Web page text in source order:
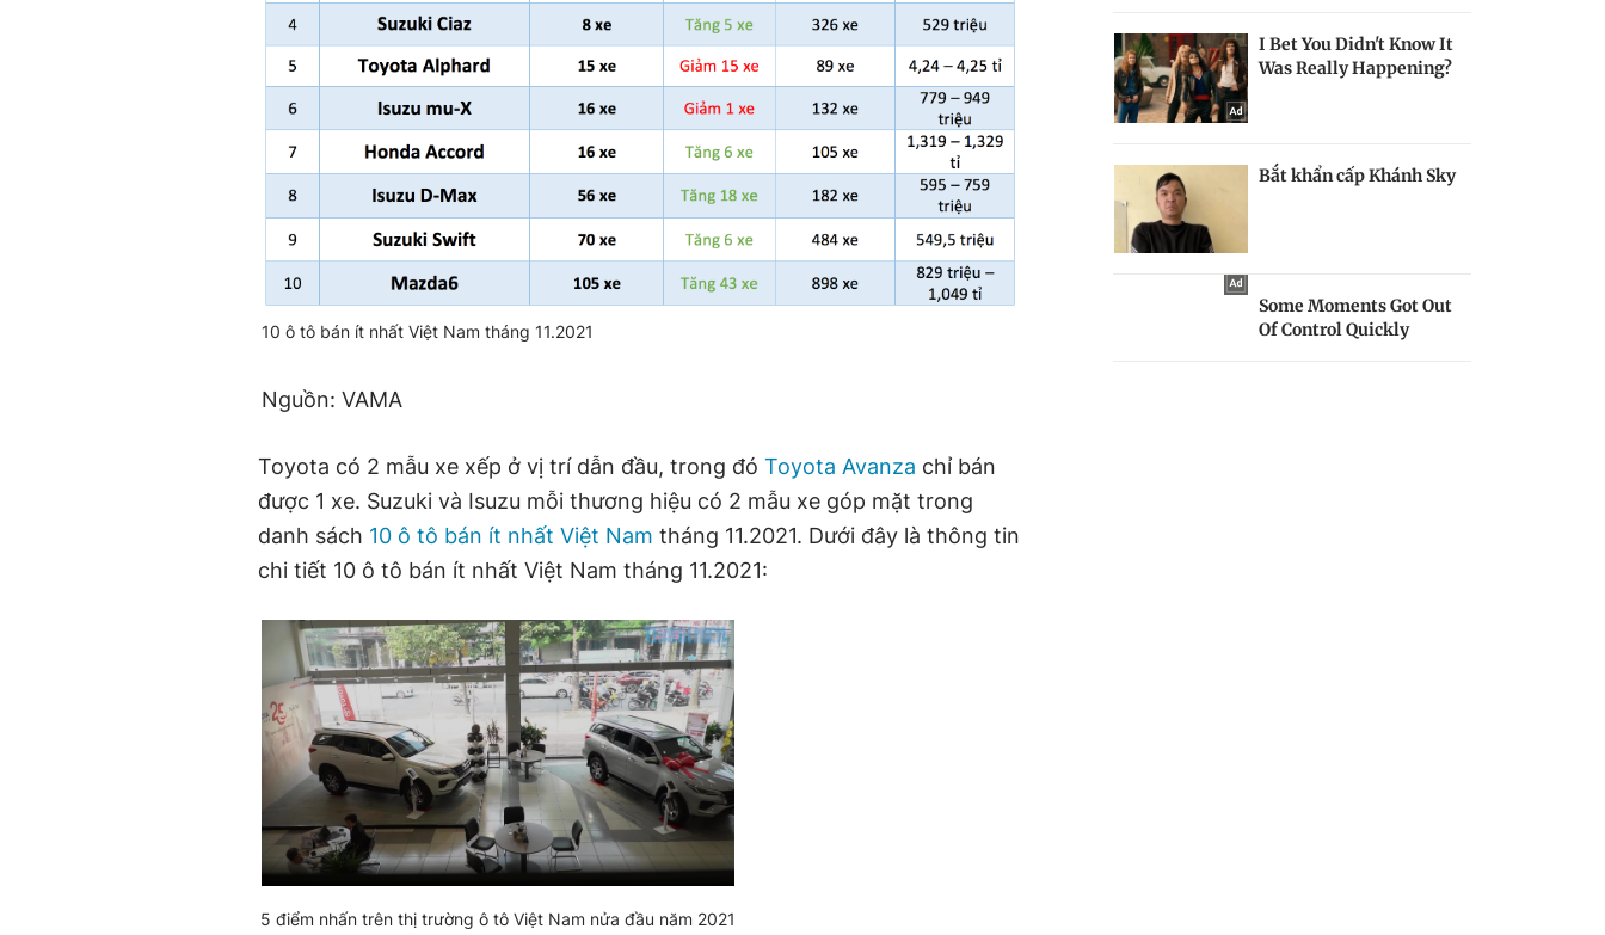
10 ô tô bán ít nhất Việt Nam tháng 11.2021
Nguồn: VAMA
Toyota có 2 mẫu xe xếp ở vị trí dẫn đầu, trong đó Toyota Avanza chỉ bán
được 1 xe. Suzuki và Isuzu mỗi thương hiệu có 2 mẫu xe góp mặt trong
danh sách 10 ô tô bán ít nhất Việt Nam tháng 11.2021. Dưới đây là thông tin
chi tiết 10 ô tô bán ít nhất Việt Nam tháng 11.2021:
5 điểm nhấn trên thị trường ô tô Việt Nam nửa đầu năm 2021